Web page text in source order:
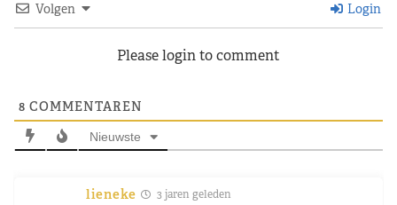
Volgen Login
Please login to comment
8 COMMENTAREN
Nieuwste
lieneke 3 jaren geleden